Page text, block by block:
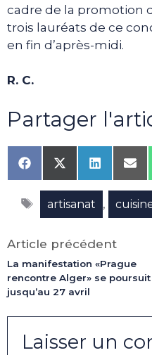
cadre de la promotion
trois lauréats de ce
en fin d’après-midi.
R. C.
Partager
Share
on
Facebook
Share
on
X
(Twitter)
Share
on
LinkedIn
on
Étiquettes
artisanat ,
Article précédent
La manifestation «Prague
rencontre Alger» se poursuit
jusqu’au 27 avril
Laisser un